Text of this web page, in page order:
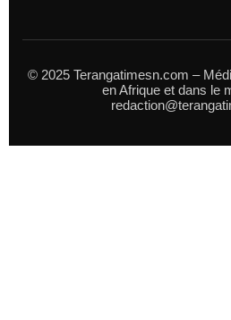
© 2025 Terangatimesn.com –
en Afrique et dans le